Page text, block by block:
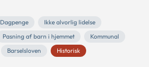
Dagpenge
Ikke alvorlig lidelse
Pasning af barn i hjemmet
Kommunal
Barselsloven Historisk